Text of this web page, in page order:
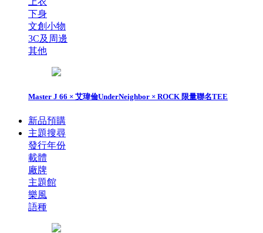
下身
文創小物
3C及周邊
其他
Master J 66 × 艾瑋倫UnderNeighbor × ROCK 限量聯名TEE
新品預購
主題搜尋
發行年份
載體
廠牌
主題館
樂風
語種